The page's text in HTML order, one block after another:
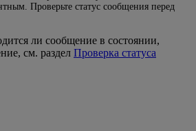
Проверьте статус сообщения перед
ли сообщение в состоянии,
см. раздел Проверка статуса